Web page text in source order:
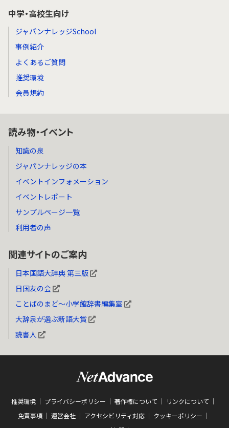
中学・高校生向け
ジャパンナレッジSchool
事例紹介
よくあるご質問
推奨環境
会員規約
読み物・イベント
知識の泉
ジャパンナレッジの本
イベントインフォメーション
イベントレポート
サンプルページ一覧
利用者の声
関連サイトのご案内
日本国語大辞典 第三版
日国友の会
ことばのまど～小学館辞書編集室
大辞泉が選ぶ新語大賞
読書人
推奨環境 プライバシーポリシー 著作権について
リンクについて
免責事項
運営会社 アクセシビリティ対応
クッキーポリシー